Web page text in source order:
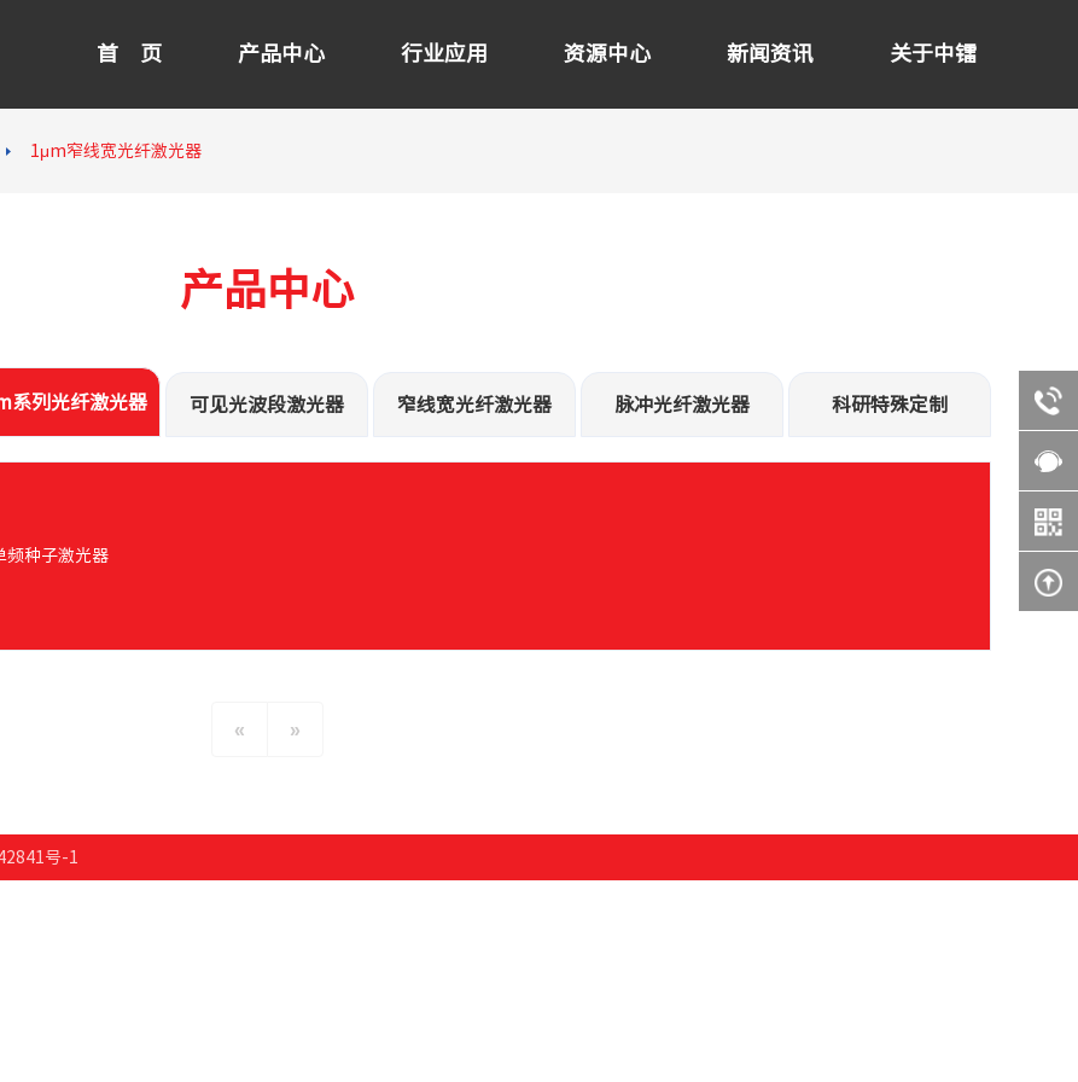
首 页 产品中心 行业应用 资源中心 新闻资讯 关于中镭
1μm窄线宽光纤激光器
产品中心
系列光纤激光器 可见光波段激光器 窄线宽光纤激光器 脉冲光纤激光器 科研特殊定制
频种子激光器
« »
号-1